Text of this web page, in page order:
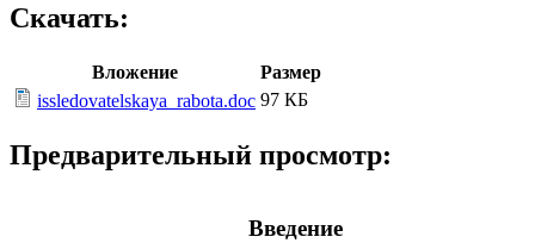
Скачать:
Вложение
Размер
issledovatelskaya_rabota.doc 97 КБ
Предварительный просмотр:
Введение